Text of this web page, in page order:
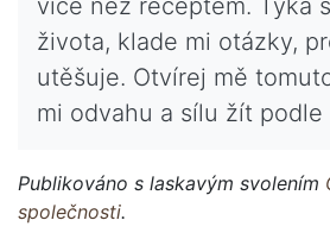
více než receptem. Týká
života, klade mi otázky,
utěšuje. Otvírej mě
mi odvahu a sílu žít podle
Publikováno s laskavým svolením
společnosti.